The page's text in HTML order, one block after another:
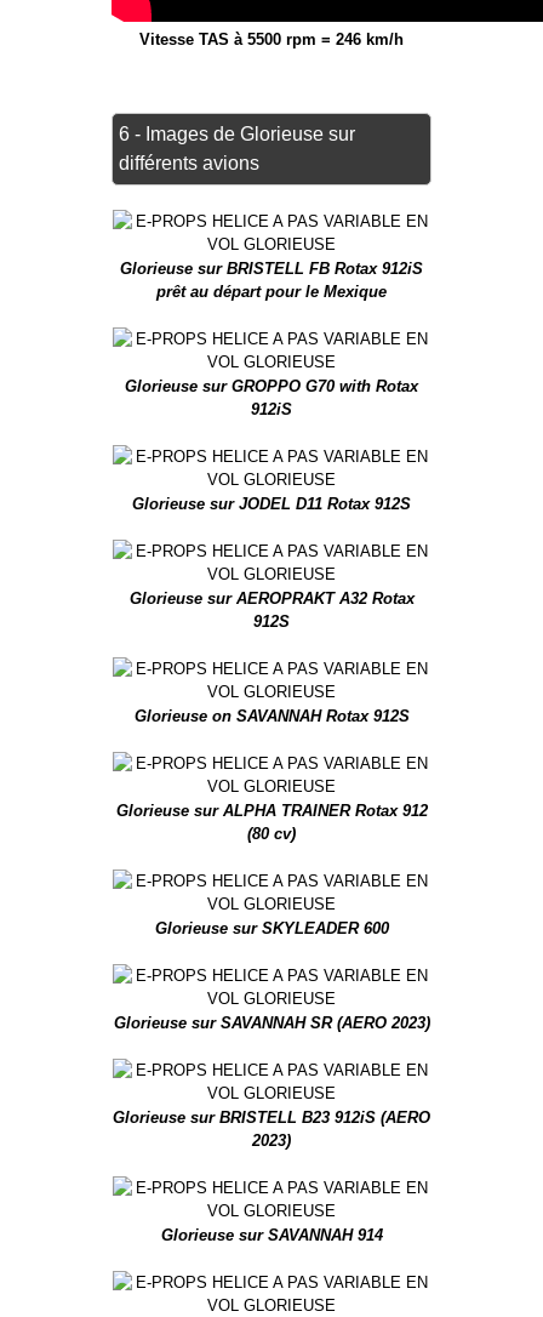
Vitesse TAS à 5500 rpm = 246 km/h
6 - Images de Glorieuse sur
différents avions
Glorieuse sur BRISTELL FB Rotax 912iS
prêt au départ pour le Mexique
Glorieuse sur GROPPO G70 with Rotax
912iS
Glorieuse sur JODEL D11 Rotax 912S
Glorieuse sur AEROPRAKT A32 Rotax
912S
Glorieuse on SAVANNAH Rotax 912S
Glorieuse sur ALPHA TRAINER Rotax 912
(80 cv)
Glorieuse sur SKYLEADER 600
Glorieuse sur SAVANNAH SR (AERO 2023)
Glorieuse sur BRISTELL B23 912iS (AERO
2023)
Glorieuse sur SAVANNAH 914